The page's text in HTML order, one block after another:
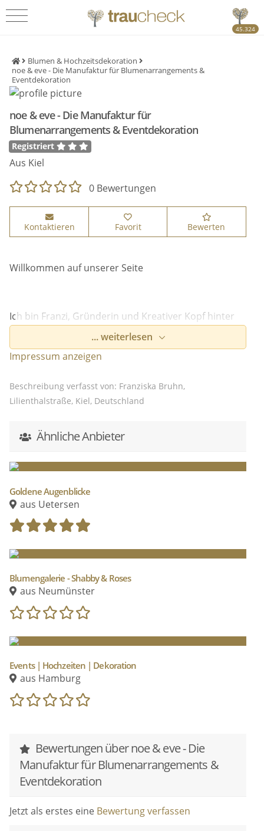
45.324
Blumen & Hochzeitsdekoration
noe & eve - Die Manufaktur für Blumenarrangements &
Eventdekoration
noe & eve - Die Manufaktur für
Blumenarrangements & Eventdekoration
Registriert
Aus Kiel
0 Bewertungen
Kontaktieren Favorit Bewerten
Willkommen auf unserer Seite
Ich bin Franzi, Gründerin und Kreativer Kopf hinter
noé & eve.
Deiner individuellen Vorstellung.
Papeterie und andere Leihartikel an.
Neugierig geworden?
Dann lass uns zusammen Dein ganz individuelles
... weiterlesen
Impressum anzeigen
Beschreibung verfasst von: Franziska Bruhn,
Lilienthalstraße, Kiel, Deutschland
Ähnliche Anbieter
Goldene Augenblicke
aus Uetersen
Blumengalerie - Shabby & Roses
aus Neumünster
Events | Hochzeiten | Dekoration
aus Hamburg
Bewertungen über noe & eve - Die
Manufaktur für Blumenarrangements &
Eventdekoration
Jetzt als erstes eine Bewertung verfassen